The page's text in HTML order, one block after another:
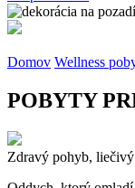
Domov Wellness
POBYTY
Zdravý pohyb,